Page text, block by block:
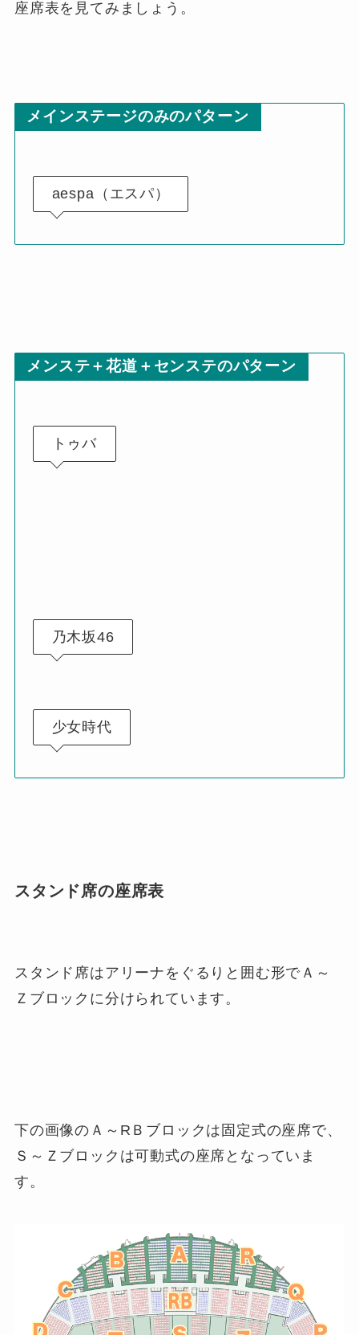
座席表を見てみましょう。
メインステージのみのパターン
aespa（エスパ）
メンステ＋花道＋センステのパターン
トゥバ
乃木坂46
少女時代
スタンド席の座席表
スタンド席はアリーナをぐるりと囲む形でＡ～
Ｚブロックに分けられています。
下の画像のＡ～RＢブロックは固定式の座席で、
Ｓ～Ｚブロックは可動式の座席となっていま
す。